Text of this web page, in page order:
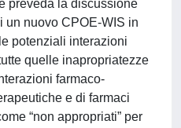
preveda la discussione
un nuovo CPOE-WIS in
potenziali interazioni
quelle inapropriatezze
farmaco-
e di farmaci
“non appropriati” per